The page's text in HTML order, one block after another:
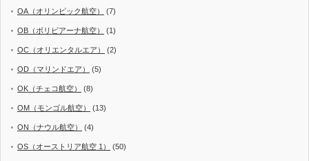
OA（オリンピック航空） (7)
OB（ボリビアーナ航空） (1)
OC（オリエンタルエア） (2)
OD（マリンドエア） (5)
OK（チェコ航空） (8)
OM（モンゴル航空） (13)
ON（ナウル航空） (4)
OS（オーストリア航空 1） (50)